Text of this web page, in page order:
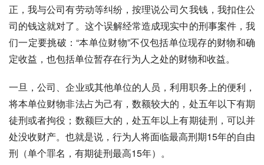
正，我与公司有劳动等纠纷，按理说公司欠我钱，我扣住公
司的钱这就对了。这个误解经常造成现实中的刑事案件，我
们一定要挑破：“本单位财物”不仅包括单位现存的财物和确
定收益，也包括单位暂存在行为人之处的财物和收益。
一旦，公司、企业或其他单位的人员，利用职务上的便利，
将本单位财物非法占为己有，数额较大的，处五年以下有期
徒刑或者拘役；数额巨大的，处五年以上有期徒刑，可以并
处没收财产。也就是说，行为人将面临最高刑期15年的自由
刑（单个罪名，有期徒刑最高15年）。